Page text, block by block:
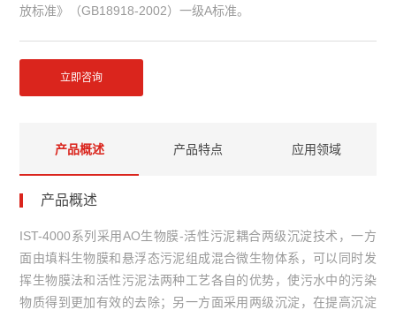
放标准》（GB18918-2002）一级A标准。
立即咨询
产品概述 产品特点 应用领域
产品概述
IST-4000系列采用AO生物膜-活性污泥耦合两级沉淀技术，一方
面由填料生物膜和悬浮态污泥组成混合微生物体系，可以同时发
挥生物膜法和活性污泥法两种工艺各自的优势，使污水中的污染
物质得到更加有效的去除；另一方面采用两级沉淀，在提高沉淀